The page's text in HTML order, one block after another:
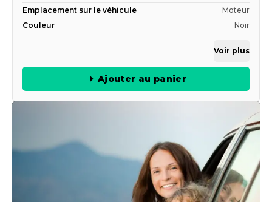
Emplacement sur le véhicule
Moteur
Couleur
Noir
Voir plus
Ajouter au panier